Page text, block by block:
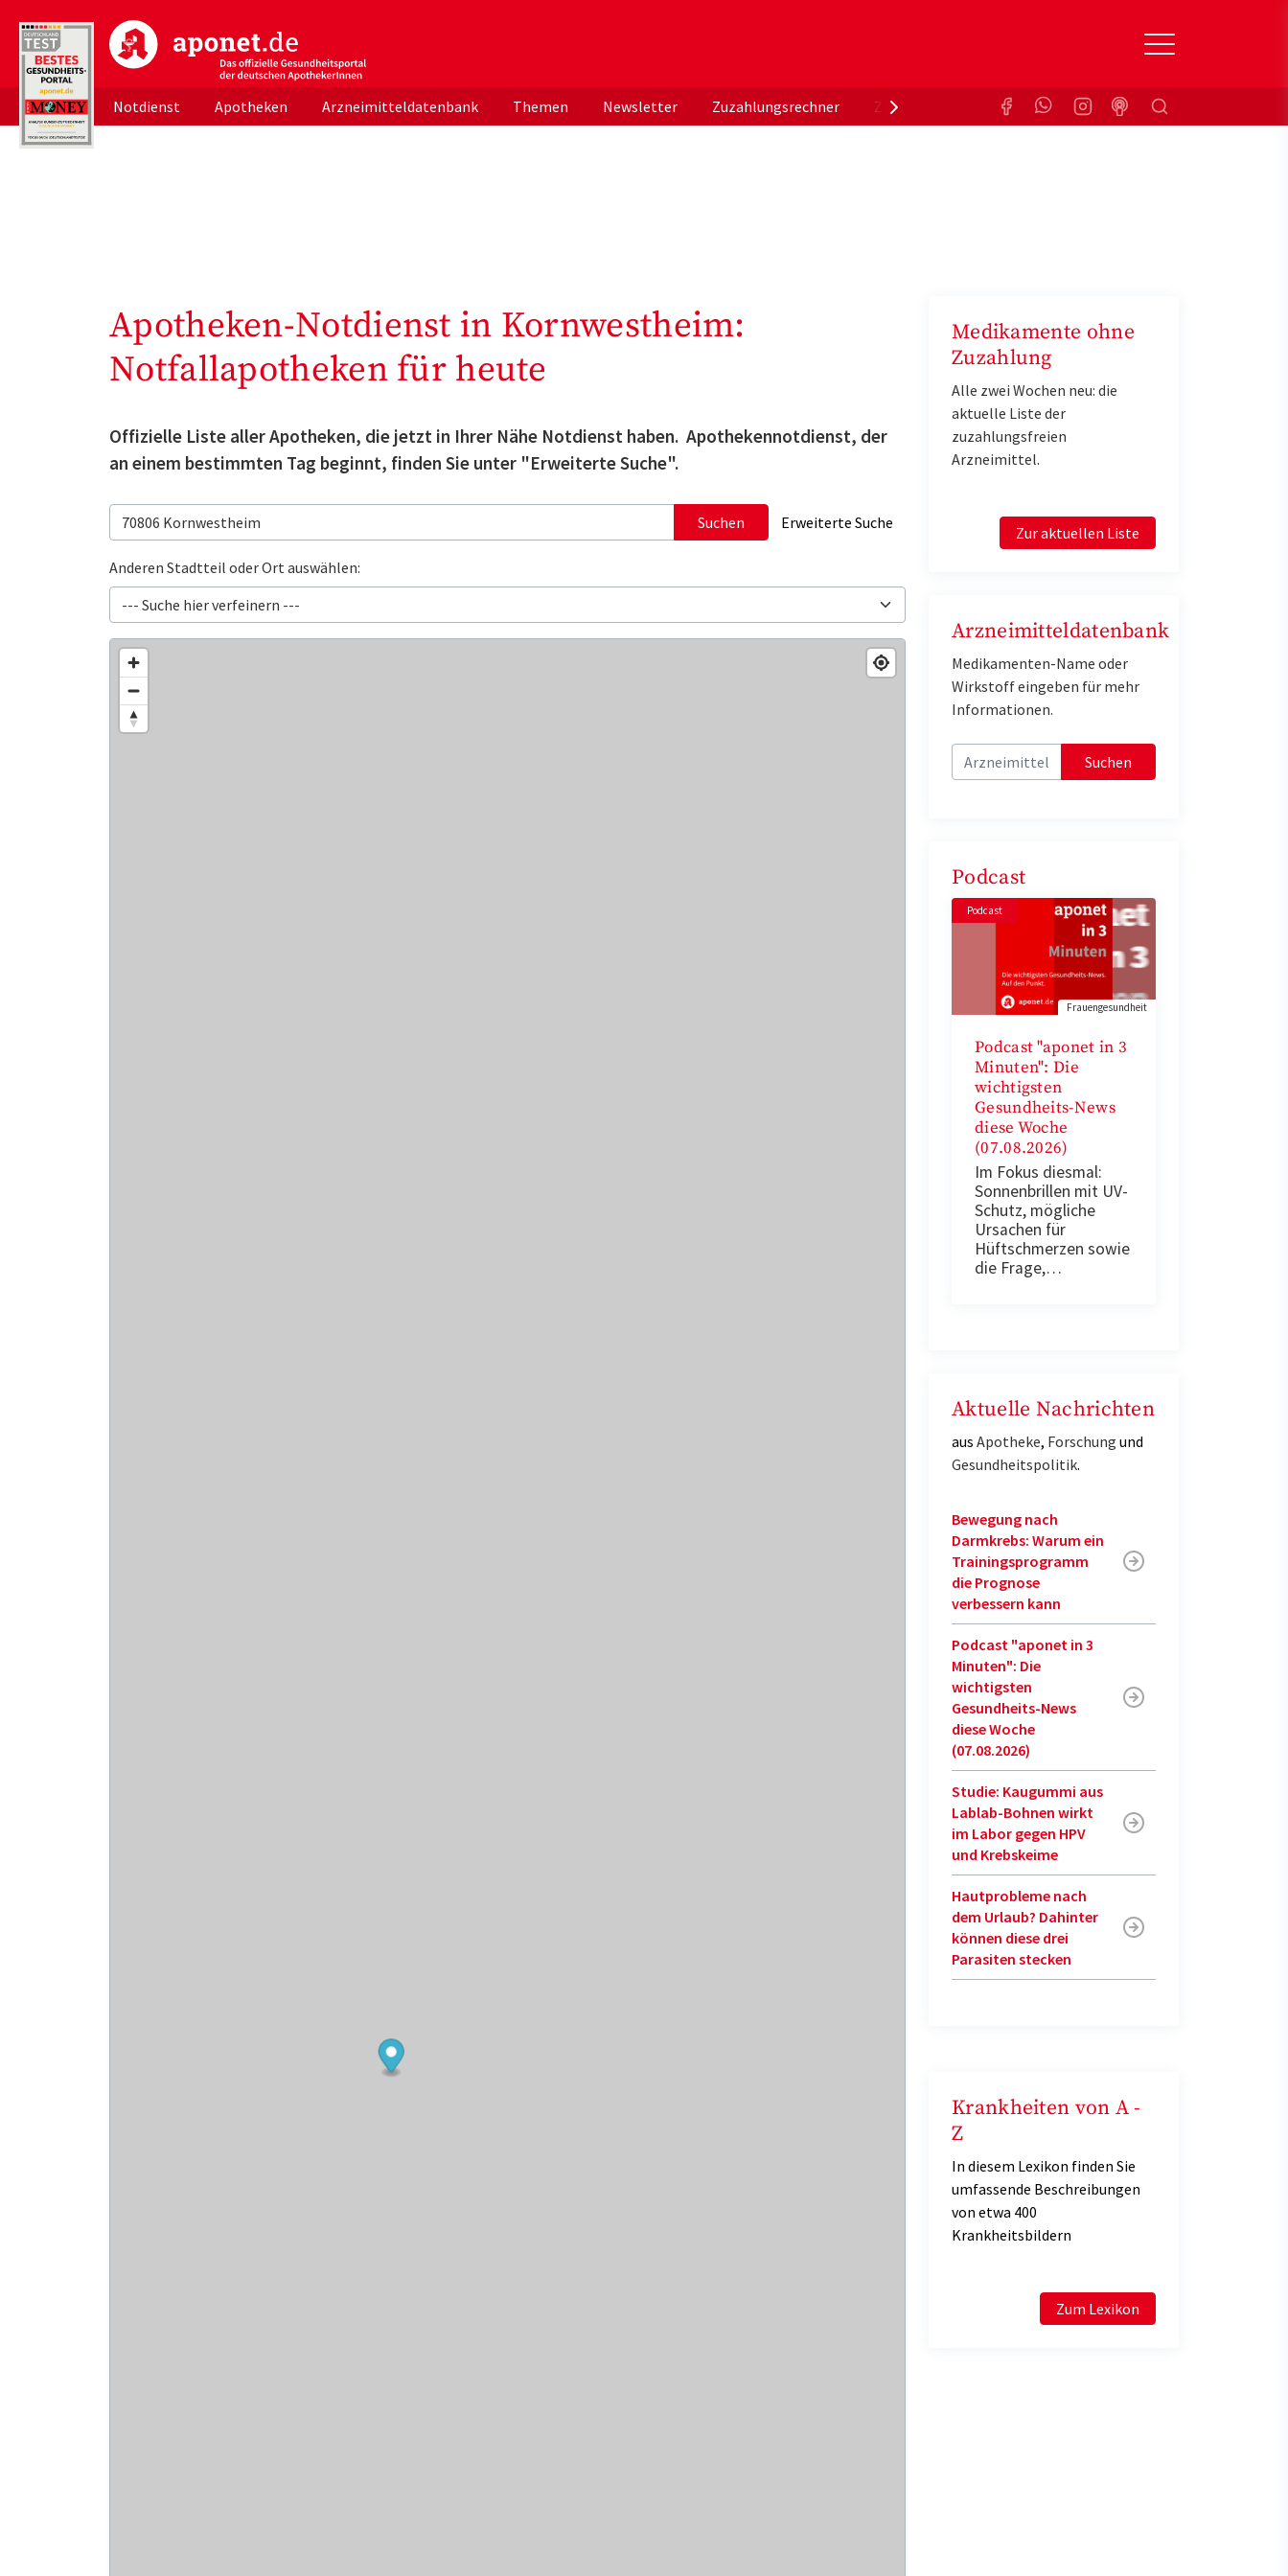
aponet.de - Das offizielle Gesundheitsportal der deutschen ApothekerInnen
Notdienst Apotheken Arzneimitteldatenbank Themen Newsletter Zuzahlungsrechner Zuzahlungsbefreiung KrankenkasseSuchen
Apotheken-Notdienst in Kornwestheim:
Notfallapotheken für heute
Offizielle Liste aller Apotheken, die jetzt in Ihrer Nähe Notdienst haben. Apothekennotdienst, der
an einem bestimmten Tag beginnt, finden Sie unter "Erweiterte Suche".
Suchen Erweiterte Suche
Anderen Stadtteil oder Ort auswählen:
Medikamente ohne
Zuzahlung
Alle zwei Wochen neu: die
aktuelle Liste der
zuzahlungsfreien
Arzneimittel.
Zur aktuellen Liste
Arzneimitteldatenbank
Medikamenten-Name oder
Wirkstoff eingeben für mehr
Informationen.
Suchen
Podcast
Podcast
Frauengesundheit
Podcast "aponet in 3
Minuten": Die
wichtigsten
Gesundheits-News
diese Woche
(07.08.2026)
Im Fokus diesmal:
Sonnenbrillen mit UV-
Schutz, mögliche
Ursachen für
Hüftschmerzen sowie
die Frage,…
Aktuelle Nachrichten
aus Apotheke, Forschung und
Gesundheitspolitik.
Bewegung nach
Darmkrebs: Warum ein
Trainingsprogramm
die Prognose
verbessern kann
Podcast "aponet in 3
Minuten": Die
wichtigsten
Gesundheits-News
diese Woche
(07.08.2026)
Studie: Kaugummi aus
Lablab-Bohnen wirkt
im Labor gegen HPV
und Krebskeime
Hautprobleme nach
dem Urlaub? Dahinter
können diese drei
Parasiten stecken
Krankheiten von A -
Z
In diesem Lexikon finden Sie
umfassende Beschreibungen
von etwa 400
Krankheitsbildern
Zum Lexikon